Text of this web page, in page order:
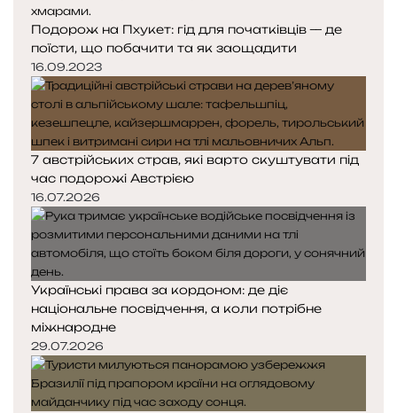
с
т
о
р
і
н
к
а
с
т
о
р
і
н
к
а
Подорож на Пхукет: гід для початківців — де
поїсти, що побачити та як заощадити
16.09.2023
7 австрійських страв, які варто скуштувати під
час подорожі Австрією
16.07.2026
Українські права за кордоном: де діє
національне посвідчення, а коли потрібне
міжнародне
29.07.2026